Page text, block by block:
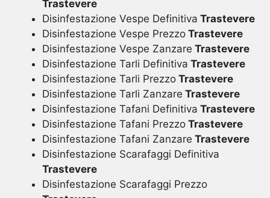
Trastevere
Disinfestazione Vespe Definitiva Trastevere
Disinfestazione Vespe Prezzo Trastevere
Disinfestazione Vespe Zanzare Trastevere
Disinfestazione Tarli Definitiva Trastevere
Disinfestazione Tarli Prezzo Trastevere
Disinfestazione Tarli Zanzare Trastevere
Disinfestazione Tafani Definitiva Trastevere
Disinfestazione Tafani Prezzo Trastevere
Disinfestazione Tafani Zanzare Trastevere
Disinfestazione Scarafaggi Definitiva
Trastevere
Disinfestazione Scarafaggi Prezzo